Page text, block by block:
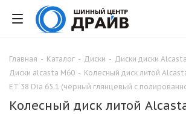
Главная - Каталог - Диски - Диски диски Alcasta
Диски alcasta M60 - Колесный диск литой
ET 38 Dia 65.1 (чёрный глянцевый с
Колесный диск литой